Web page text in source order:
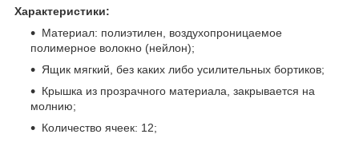
Характеристики:
Материал: полиэтилен, воздухопроницаемое
полимерное волокно (нейлон);
Ящик мягкий, без каких либо усилительных бортиков;
Крышка из прозрачного материала, закрывается на
молнию;
Количество ячеек: 12;